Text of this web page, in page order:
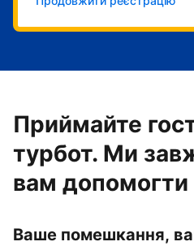
Приймайте
турбот. Ми
вам допомогти
Ваше помешкання,